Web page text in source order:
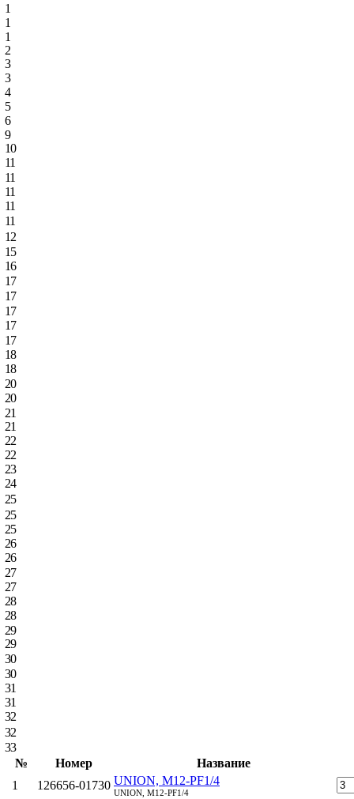
1
1
1
2
3
3
4
5
6
9
10
11
11
11
11
11
12
15
16
17
17
17
17
17
18
18
20
20
21
21
22
22
23
24
25
25
25
26
26
27
27
28
28
29
29
30
30
31
31
32
32
33
№
Номер
Название
1
126656-01730 UNION, M12-PF1/4
UNION, M12-PF1/4